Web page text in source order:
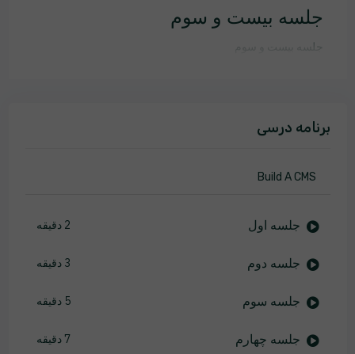
جلسه بیست و سوم
جلسه بیست و سوم
برنامه درسی
Build A CMS
جلسه اول 2 دقیقه
جلسه دوم 3 دقیقه
جلسه سوم 5 دقیقه
جلسه چهارم 7 دقیقه